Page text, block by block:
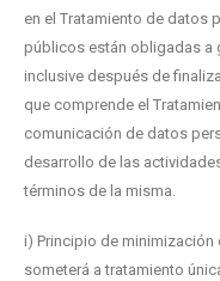
en el Tratamiento de datos
públicos están obligadas a
inclusive después de
que comprende el
comunicación de datos
desarrollo de las
términos de la misma.
i) Principio de minimización
someterá a tratamiento